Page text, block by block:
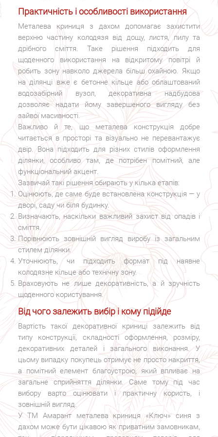
Практичність і особливості використання
Металева криниця з дахом допомагає захистити
верхню частину колодязя від дощу, листя, пилу та
дрібного сміття. Таке рішення підходить для
щоденного використання на відкритому повітрі й
робить зону навколо джерела більш охайною. Якщо
на ділянці вже є бетонне кільце або облаштований
водозабірний вузол, декоративна надбудова
дозволяє надати йому завершеного вигляду без
зайвої масивності.
Важливо й те, що металева конструкція добре
читається в просторі та візуально не перевантажує
двір. Вона підходить для різних стилів оформлення
ділянки, особливо там, де потрібен помітний, але
функціональний акцент.
Зазвичай такі рішення обирають у кілька етапів:
Оцінюють, де саме буде встановлена конструкція — у
дворі, саду чи біля будинку.
Визначають, наскільки важливий захист від опадів і
сміття.
Порівнюють зовнішній вигляд виробу із загальним
стилем ділянки.
Уточнюють, чи підходить формат під наявне
колодязне кільце або технічну зону.
Враховують не лише декоративність, а й зручність
щоденного користування.
Від чого залежить вибір і кому підійде
Вартість такої декоративної криниці залежить від
типу конструкції, складності оформлення, розміру,
декоративних деталей і загального виконання. У
цьому випадку покупець отримує не просто накриття,
а помітний елемент благоустрою, який впливає на
загальне сприйняття ділянки. Саме тому під час
вибору варто оцінювати і практичну користь, і
зовнішній вигляд.
У ТМ Амарант металева криниця «Ключ» синя з
дахом може бути цікавою як приватним замовникам,